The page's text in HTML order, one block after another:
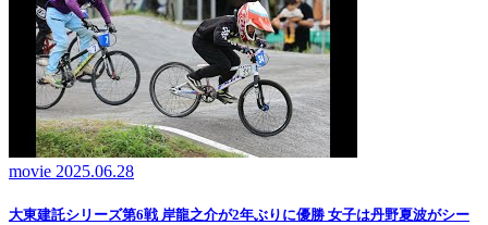
movie 2025.06.28
大東建託シリーズ第6戦 岸龍之介が2年ぶりに優勝 女子は丹野夏波がシー